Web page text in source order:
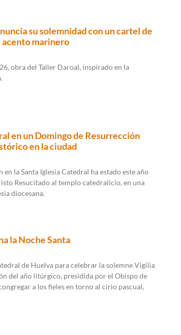
su solemnidad con un cartel de
marinero
obra del Taller Daroal, inspirado en la
en un Domingo de Resurrección
en la ciudad
la Santa Iglesia Catedral ha estado este año
Resucitado al templo catedralicio, en una
diocesana.
la Noche Santa
de Huelva para celebrar la solemne Vigilia
del año litúrgico, presidida por el Obispo de
a los fieles en torno al cirio pascual,